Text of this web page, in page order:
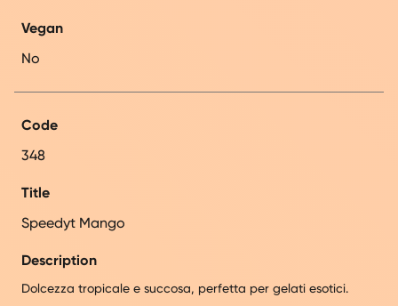
Vegan
No
Code
348
Title
Speedyt Mango
Description
Dolcezza tropicale e succosa, perfetta per gelati esotici.